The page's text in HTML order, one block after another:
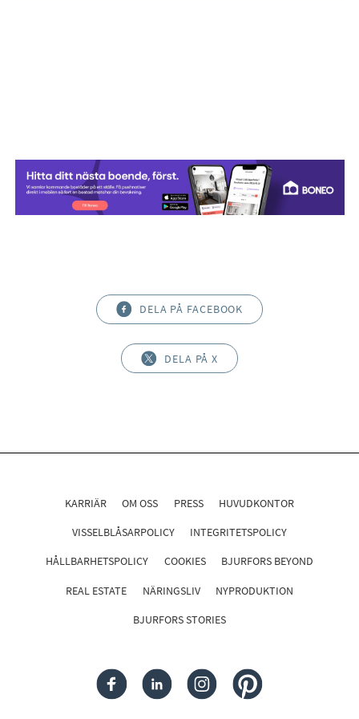
DELA PÅ FACEBOOK
DELA PÅ X
KARRIÄR OM OSS PRESS HUVUDKONTOR
VISSELBLÅSARPOLICY INTEGRITETSPOLICY
HÅLLBARHETSPOLICY COOKIES BJURFORS BEYOND
REAL ESTATE NÄRINGSLIV NYPRODUKTION
BJURFORS STORIES